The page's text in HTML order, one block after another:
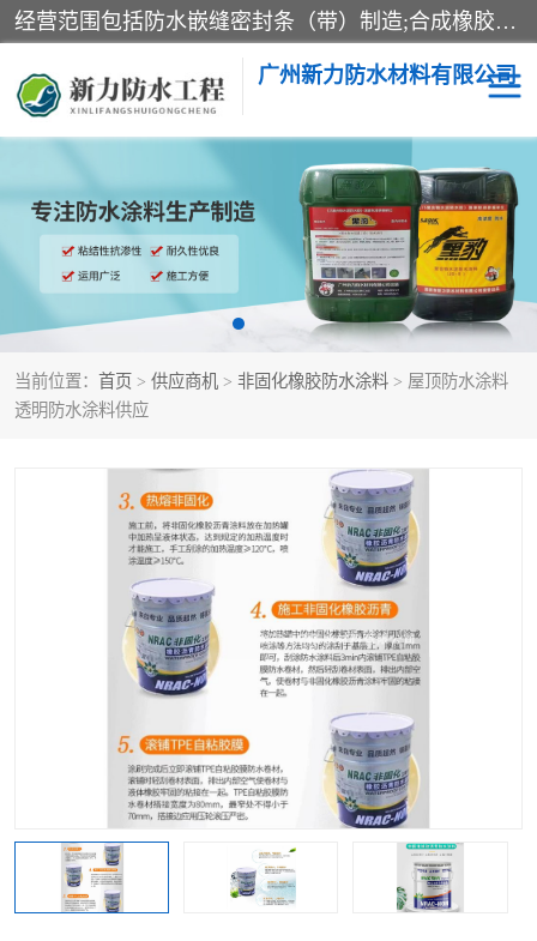
经营范围包括防水嵌缝密封条（带）制造;合成橡胶制造（监控化学品、危险化学品除外）;沥青混合物制造;防水胶粘带制造;其他合成材料制造（监控化学品、危险化学品除外）;涂料制造（监控化学品、危险化学品除外）;建筑结构防水补漏;防水建筑材料制造;粘合剂制造（监控化学品、危险化学品除外）;涂料零售;广州新力防水材料有限公司具有1处分支机构。
广州新力防水材料有限公司
当前位置： 首页 > 供应商机 > 非固化橡胶防水涂料 > 屋顶防水涂料
透明防水涂料供应
黑豹防水胶 建筑108胶水
乳化沥青防水涂料 自粘卷材
非固化橡胶防水涂料